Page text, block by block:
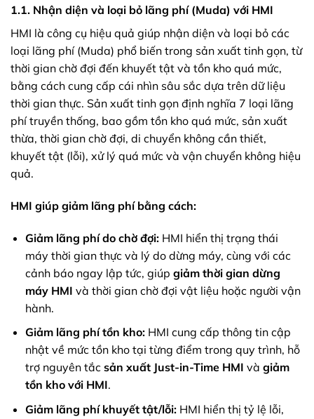
1.1. Nhận diện và loại bỏ lãng phí (Muda) với HMI
HMI là công cụ hiệu quả giúp nhận diện và loại bỏ các
loại lãng phí (Muda) phổ biến trong sản xuất tinh gọn, từ
thời gian chờ đợi đến khuyết tật và tồn kho quá mức,
bằng cách cung cấp cái nhìn sâu sắc dựa trên dữ liệu
thời gian thực. Sản xuất tinh gọn định nghĩa 7 loại lãng
phí truyền thống, bao gồm tồn kho quá mức, sản xuất
thừa, thời gian chờ đợi, di chuyển không cần thiết,
khuyết tật (lỗi), xử lý quá mức và vận chuyển không hiệu
quả.
HMI giúp giảm lãng phí bằng cách:
Giảm lãng phí do chờ đợi:HMI hiển thị trạng thái
máy thời gian thực và lý do dừng máy, cùng với các
cảnh báo ngay lập tức, giúp giảm thời gian dừng
máy HMI và thời gian chờ đợi vật liệu hoặc người vận
hành.
Giảm lãng phí tồn kho:HMI cung cấp thông tin cập
nhật về mức tồn kho tại từng điểm trong quy trình, hỗ
trợ nguyên tắc sản xuất Just-in-Time HMI và giảm
tồn kho với HMI.
Giảm lãng phí khuyết tật/lỗi:HMI hiển thị tỷ lệ lỗi,